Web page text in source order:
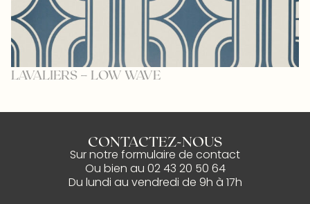
LAVALIERS – LOW WAVE
CONTACTEZ-NOUS
Sur notre formulaire de contact
Ou bien au 02 43 20 50 64
Du lundi au vendredi de 9h à 17h